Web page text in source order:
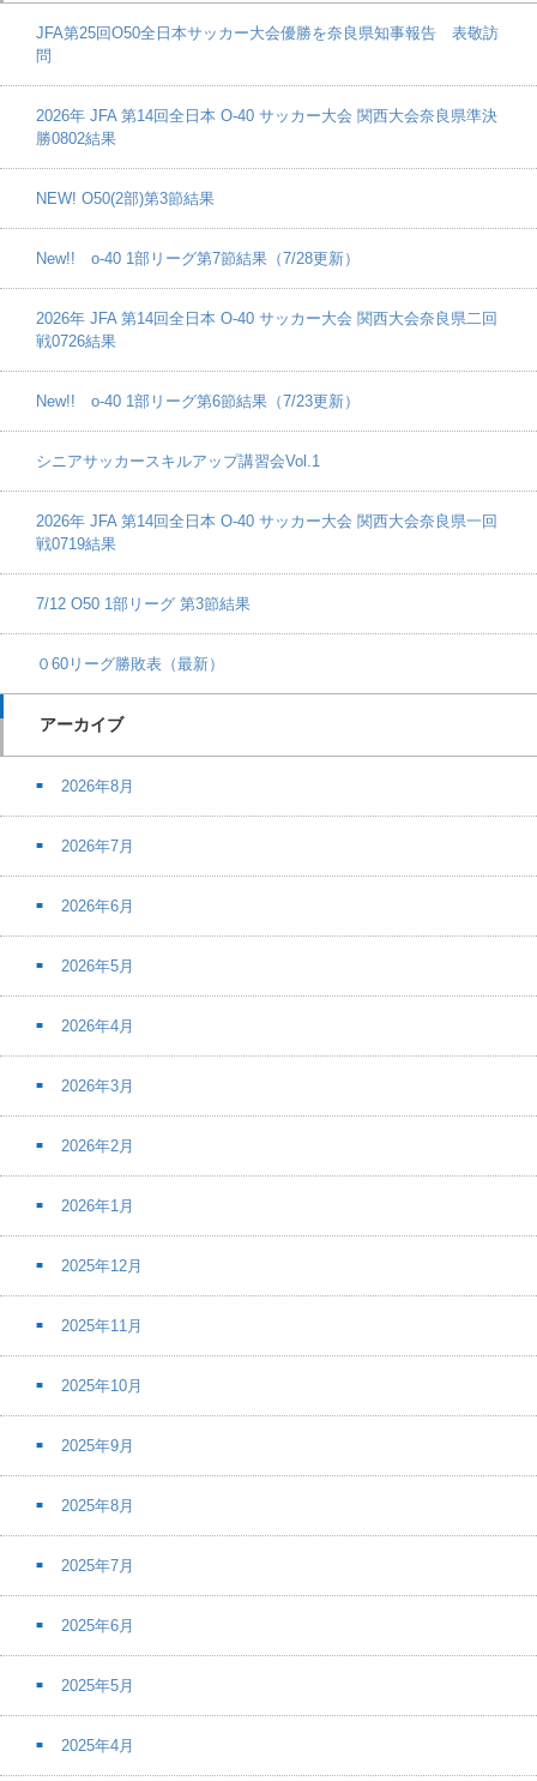
JFA第25回O50全日本サッカー大会優勝を奈良県知事報告 表敬訪
問
2026年 JFA 第14回全日本 O-40 サッカー大会 関西大会奈良県準決
勝0802結果
NEW! O50(2部)第3節結果
New!! o-40 1部リーグ第7節結果（7/28更新）
2026年 JFA 第14回全日本 O-40 サッカー大会 関西大会奈良県二回
戦0726結果
New!! o-40 1部リーグ第6節結果（7/23更新）
シニアサッカースキルアップ講習会Vol.1
2026年 JFA 第14回全日本 O-40 サッカー大会 関西大会奈良県一回
戦0719結果
7/12 O50 1部リーグ 第3節結果
０60リーグ勝敗表（最新）
アーカイブ
2026年8月
2026年7月
2026年6月
2026年5月
2026年4月
2026年3月
2026年2月
2026年1月
2025年12月
2025年11月
2025年10月
2025年9月
2025年8月
2025年7月
2025年6月
2025年5月
2025年4月